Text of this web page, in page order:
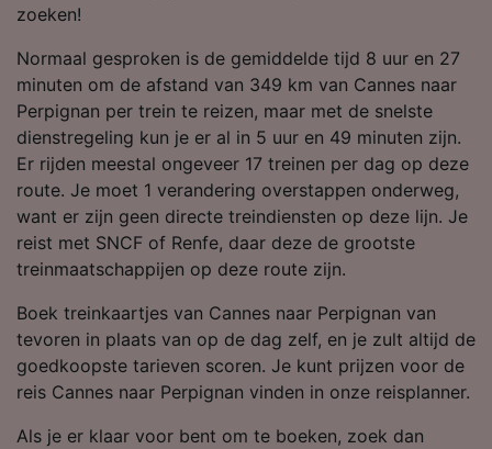
zoeken!
Normaal gesproken is de gemiddelde tijd 8 uur en 27
minuten om de afstand van 349 km van Cannes naar
Perpignan per trein te reizen, maar met de snelste
dienstregeling kun je er al in 5 uur en 49 minuten zijn.
Er rijden meestal ongeveer 17 treinen per dag op deze
route. Je moet 1 verandering overstappen onderweg,
want er zijn geen directe treindiensten op deze lijn. Je
reist met SNCF of Renfe, daar deze de grootste
treinmaatschappijen op deze route zijn.
Boek treinkaartjes van Cannes naar Perpignan van
tevoren in plaats van op de dag zelf, en je zult altijd de
goedkoopste tarieven scoren. Je kunt prijzen voor de
reis Cannes naar Perpignan vinden in onze reisplanner.
Als je er klaar voor bent om te boeken, zoek dan